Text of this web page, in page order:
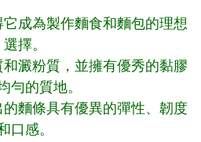
成為製作麵食和麵包的理想
選擇。
澱粉質，並擁有優秀的黏膠
勻的質地。
麵條具有優異的彈性、韌度
口感。